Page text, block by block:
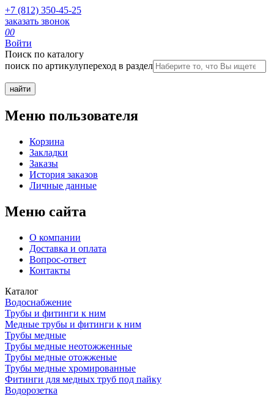
+7 (812) 350-45-25
заказать звонок
00
Войти
Поиск по каталогу
поиск по артикулупереход в раздел
Меню пользователя
Корзина
Закладки
Заказы
История заказов
Личные данные
Меню сайта
О компании
Доставка и оплата
Вопрос-ответ
Контакты
Каталог
Водоснабжение
Трубы и фитинги к ним
Медные трубы и фитинги к ним
Трубы медные
Трубы медные неотожженные
Трубы медные отожженые
Трубы медные хромированные
Фитинги для медных труб под пайку
Водорозетка